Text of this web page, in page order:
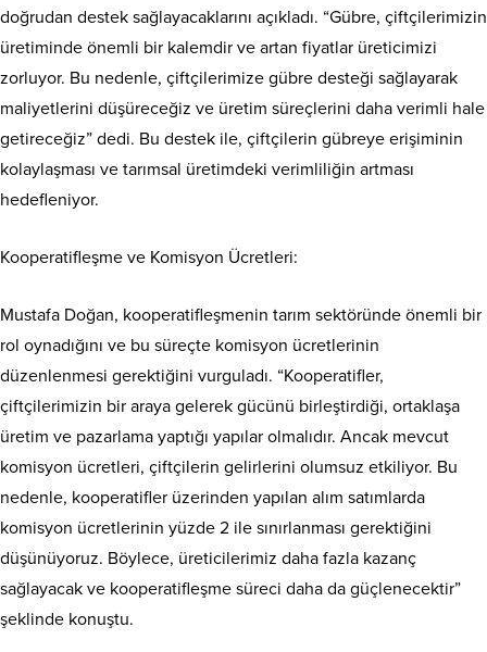
doğrudan destek sağlayacaklarını açıkladı. “Gübre, çiftçilerimizin
üretiminde önemli bir kalemdir ve artan fiyatlar üreticimizi
zorluyor. Bu nedenle, çiftçilerimize gübre desteği sağlayarak
maliyetlerini düşüreceğiz ve üretim süreçlerini daha verimli hale
getireceğiz” dedi. Bu destek ile, çiftçilerin gübreye erişiminin
kolaylaşması ve tarımsal üretimdeki verimliliğin artması
hedefleniyor.
Kooperatifleşme ve Komisyon Ücretleri:
Mustafa Doğan, kooperatifleşmenin tarım sektöründe önemli bir
rol oynadığını ve bu süreçte komisyon ücretlerinin
düzenlenmesi gerektiğini vurguladı. “Kooperatifler,
çiftçilerimizin bir araya gelerek gücünü birleştirdiği, ortaklaşa
üretim ve pazarlama yaptığı yapılar olmalıdır. Ancak mevcut
komisyon ücretleri, çiftçilerin gelirlerini olumsuz etkiliyor. Bu
nedenle, kooperatifler üzerinden yapılan alım satımlarda
komisyon ücretlerinin yüzde 2 ile sınırlanması gerektiğini
düşünüyoruz. Böylece, üreticilerimiz daha fazla kazanç
sağlayacak ve kooperatifleşme süreci daha da güçlenecektir”
şeklinde konuştu.